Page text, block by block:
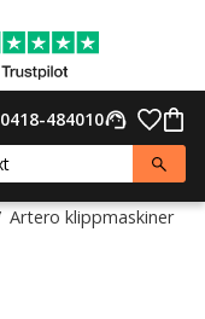
support_agent
0418-484010
Artero klippmaskiner